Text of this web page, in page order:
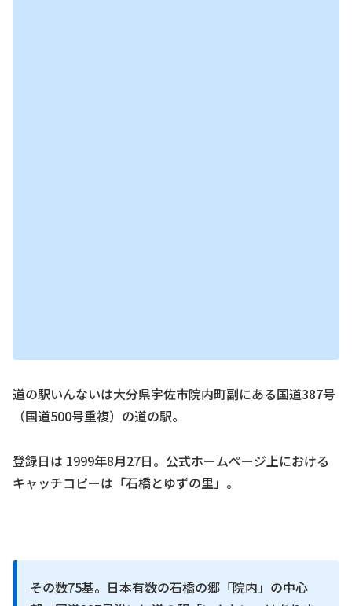
道の駅いんないは大分県宇佐市院内町副にある国道387号
（国道500号重複）の道の駅。
登録日は 1999年8月27日。公式ホームページ上における
キャッチコピーは「石橋とゆずの里」。
その数75基。日本有数の石橋の郷「院内」の中心